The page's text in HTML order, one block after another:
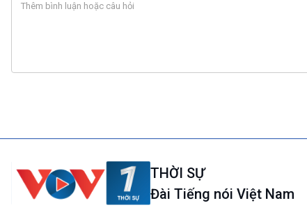
THỜI SỰ
Đài Tiếng nói Việt Nam